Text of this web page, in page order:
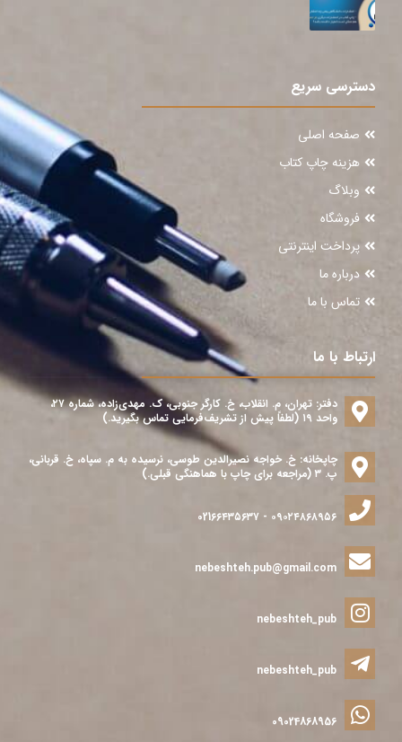
دسترسی سریع
صفحه اصلی
هزینه چاپ کتاب
وبلاگ
فروشگاه
پرداخت اینترنتی
درباره ما
تماس با ما
ارتباط با ما
دفتر: تهران، م. انقلاب، خ. کارگر جنوبی، ک. مهدی‌زاده، شماره ۲۷،
واحد ۱۹ (لطفاً پیش از تشریف‌فرمایی تماس بگیرید.)
چاپخانه: خ. خواجه نصیرالدین طوسی، نرسیده به م. سپاه، خ. قربانی،
پ. ۳ (مراجعه برای چاپ با هماهنگی قبلی.)
۰۹۰۲۴۸۶۸۹۵۶ - 021۶۶۴۳۵۶۳۷
nebeshteh.pub@gmail.com
nebeshteh_pub
nebeshteh_pub
09024868956